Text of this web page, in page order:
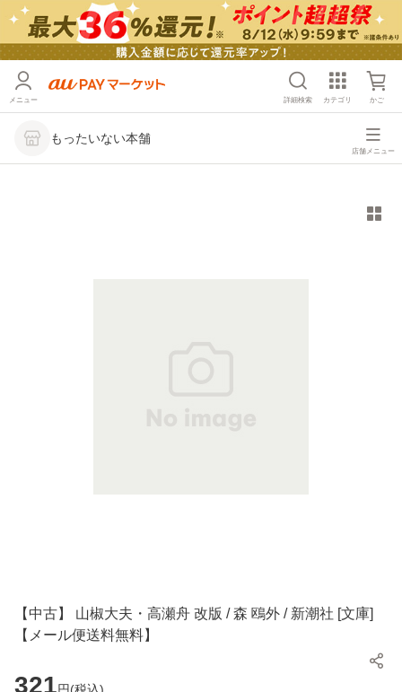
メニュー 詳細検索 カテゴリ かご
もったいない本舗
店舗メニュー
【中古】 山椒大夫・高瀬舟 改版 / 森 鴎外 / 新潮社 [文庫]
【メール便送料無料】
321